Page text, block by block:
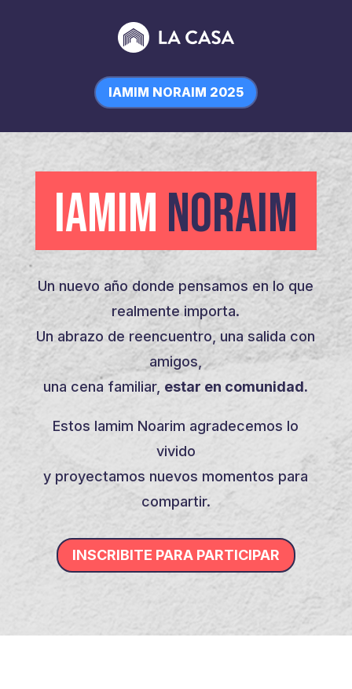
IAMIM NORAIM 2025
IAMIM NORAIM
Un nuevo año donde pensamos en lo que
realmente importa.
Un abrazo de reencuentro, una salida con
amigos,
una cena familiar, estar en comunidad.
Estos Iamim Noarim agradecemos lo
vivido
y proyectamos nuevos momentos para
compartir.
INSCRIBITE PARA PARTICIPAR